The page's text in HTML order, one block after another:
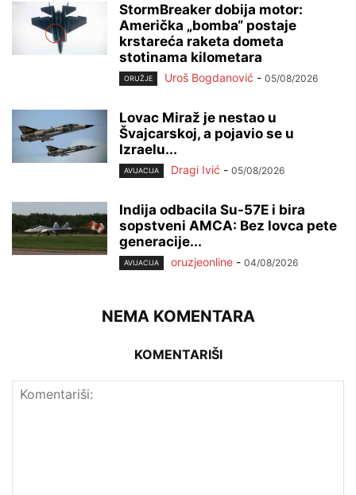
StormBreaker dobija motor:
Američka „bomba“ postaje
krstareća raketa dometa
stotinama kilometara
ORUŽJE Uroš Bogdanović - 05/08/2026
Lovac Miraž je nestao u
Švajcarskoj, a pojavio se u
Izraelu...
AVIJACIJA Dragi Ivić - 05/08/2026
Indija odbacila Su-57E i bira
sopstveni AMCA: Bez lovca pete
generacije...
AVIJACIJA oruzjeonline - 04/08/2026
NEMA KOMENTARA
KOMENTARIŠI